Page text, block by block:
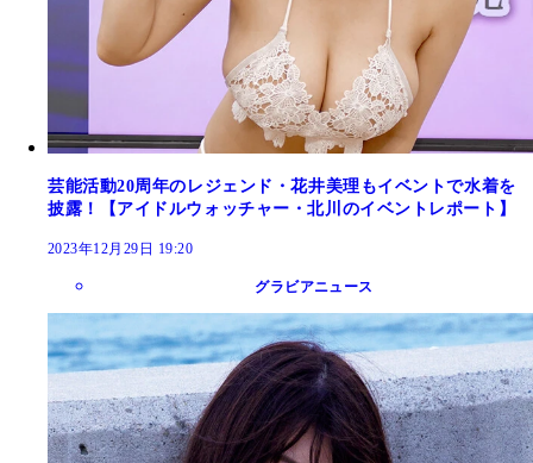
芸能活動20周年のレジェンド・花井美理もイベントで水着を
披露！【アイドルウォッチャー・北川のイベントレポート】
2023年12月29日 19:20
グラビアニュース